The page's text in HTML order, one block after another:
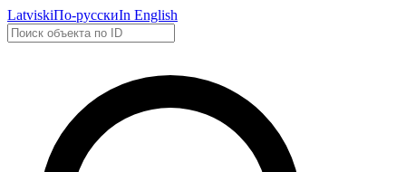
LatviskiПо-русскиIn English